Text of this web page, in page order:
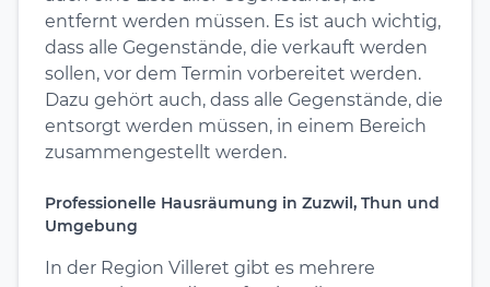
entfernt werden müssen. Es ist auch wichtig,
dass alle Gegenstände, die verkauft werden
sollen, vor dem Termin vorbereitet werden.
Dazu gehört auch, dass alle Gegenstände, die
entsorgt werden müssen, in einem Bereich
zusammengestellt werden.
Professionelle Hausräumung in Zuzwil, Thun und
Umgebung
In der Region Villeret gibt es mehrere